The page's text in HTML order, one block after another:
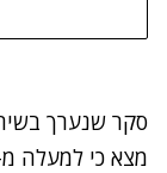
סקר שנערך